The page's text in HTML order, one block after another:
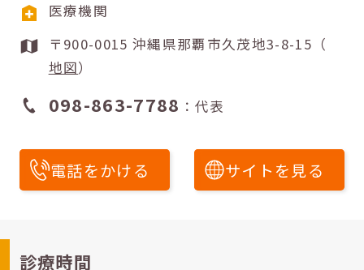
医療機関
〒900-0015 沖縄県那覇市久茂地3-8-15（
地図）
098-863-7788 ：代表
電話をかける サイトを見る
診療時間